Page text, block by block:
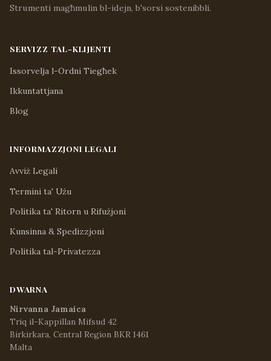
Strumenti magħmulin bl-idejn, b'sorsi sostenibbli.
SERVIZZ TAL-KLIJENTI
Issorvelja l-Ordni Tiegħek
Ikkuntattjana
Blog
INFORMAZZJONI LEGALI
Avviż Legali
Termini ta' Użu
Politika ta' Ritorn u Rifużjoni
Kunsinna & Spedizzjoni
Politika tal-Privatezza
DWARNA
Nirvanna Jamaica
Triq il-Kappillan Mifsud 42
Birkirkara, Central Region BKR 1461
Malta